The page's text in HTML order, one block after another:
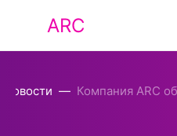
ARC
Новости Компания ARC